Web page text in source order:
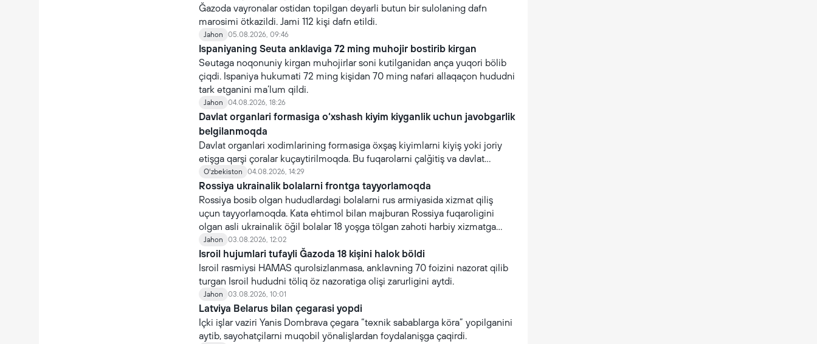
Ğazoda vayronalar ostidan topilgan deyarli butun bir sulolaning dafn
marosimi ötkazildi. Jami 112 kişi dafn etildi.
Jahon 05.08.2026, 09:46
Ispaniyaning Seuta anklaviga 72 ming muhojir bostirib kirgan
Seutaga noqonuniy kirgan muhojirlar soni kutilganidan ança yuqori bölib
çiqdi. Ispaniya hukumati 72 ming kişidan 70 ming nafari allaqaçon hududni
tark etganini ma’lum qildi.
Jahon 04.08.2026, 18:26
Davlat organlari formasiga o‘xshash kiyim kiyganlik uchun javobgarlik
belgilanmoqda
Davlat organlari xodimlarining formasiga öxşaş kiyimlarni kiyiş yoki joriy
etişga qarşi çoralar kuçaytirilmoqda. Bu fuqarolarni çalğitiş va davlat
organlari nomidan işonçning suiiste’mol qilinişini oldini olişga qaratilgan.
Oʻzbekiston 04.08.2026, 14:29
Rossiya ukrainalik bolalarni frontga tayyorlamoqda
Rossiya bosib olgan hududlardagi bolalarni rus armiyasida xizmat qiliş
uçun tayyorlamoqda. Kata ehtimol bilan majburan Rossiya fuqaroligini
olgan asli ukrainalik öğil bolalar 18 yoşga tölgan zahoti harbiy xizmatga
çaqiriladi.
Jahon 03.08.2026, 12:02
Isroil hujumlari tufayli Ğazoda 18 kişini halok böldi
Isroil rasmiysi HAMAS qurolsizlanmasa, anklavning 70 foizini nazorat qilib
turgan Isroil hududni töliq öz nazoratiga olişi zarurligini aytdi.
Jahon 03.08.2026, 10:01
Latviya Belarus bilan çegarasi yopdi
Içki işlar vaziri Yanis Dombrava çegara “texnik sabablarga köra” yopilganini
aytib, sayohatçilarni muqobil yönalişlardan foydalanişga çaqirdi.